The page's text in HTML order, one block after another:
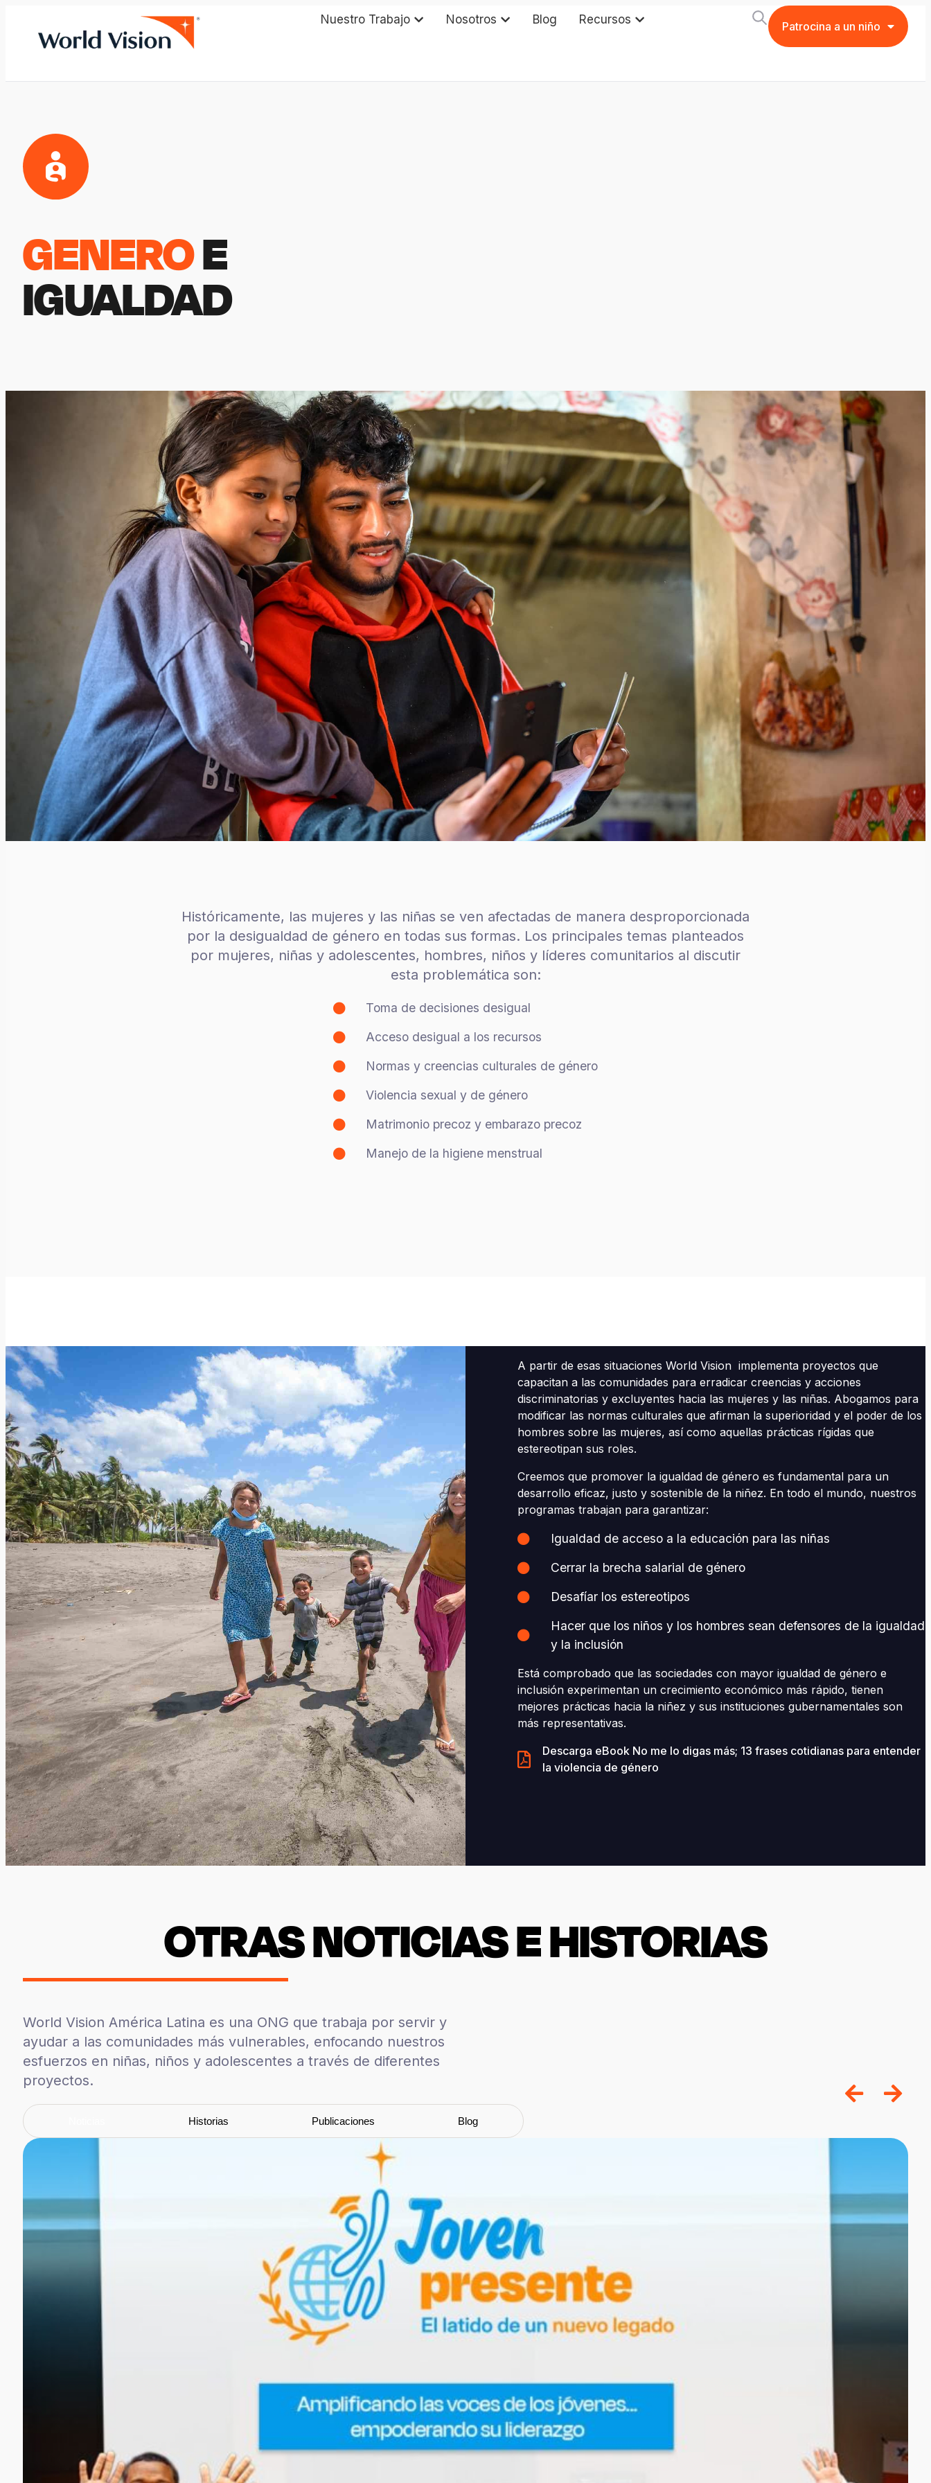
Nuestro Trabajo Nosotros Blog Recursos Patrocina a un niño
GENEROE
IGUALDAD
Históricamente, las mujeres y las niñas se ven afectadas de manera desproporcionada
por la desigualdad de género en todas sus formas. Los principales temas planteados
por mujeres, niñas y adolescentes, hombres, niños y líderes comunitarios al discutir
esta problemática son:
Toma de decisiones desigual
Acceso desigual a los recursos
Normas y creencias culturales de género
Violencia sexual y de género
Matrimonio precoz y embarazo precoz
Manejo de la higiene menstrual
A partir de esas situaciones World Vision implementa proyectos que
capacitan a las comunidades para erradicar creencias y acciones
discriminatorias y excluyentes hacia las mujeres y las niñas. Abogamos para
modificar las normas culturales que afirman la superioridad y el poder de los
hombres sobre las mujeres, así como aquellas prácticas rígidas que
estereotipan sus roles.
Creemos que promover la igualdad de género es fundamental para un
desarrollo eficaz, justo y sostenible de la niñez. En todo el mundo, nuestros
programas trabajan para garantizar:
Igualdad de acceso a la educación para las niñas
Cerrar la brecha salarial de género
Desafíar los estereotipos
Hacer que los niños y los hombres sean defensores de la igualdad
y la inclusión
Está comprobado que las sociedades con mayor igualdad de género e
inclusión experimentan un crecimiento económico más rápido, tienen
mejores prácticas hacia la niñez y sus instituciones gubernamentales son
más representativas.
Descarga eBook No me lo digas más; 13 frases cotidianas para entender
la violencia de género
OTRAS NOTICIAS E HISTORIAS
World Vision América Latina es una ONG que trabaja por servir y
ayudar a las comunidades más vulnerables, enfocando nuestros
esfuerzos en niñas, niños y adolescentes a través de diferentes
proyectos.
Historias Publicaciones Blog